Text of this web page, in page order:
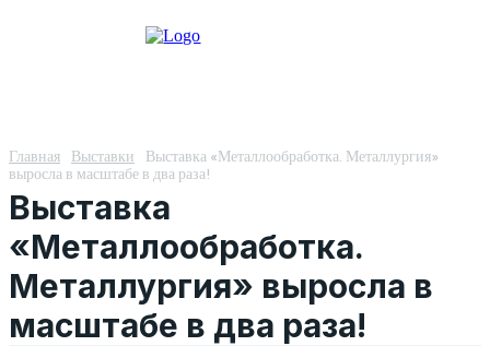
Главная Выставки
Выставка «Металлообработка. Металлургия»
выросла в масштабе в два раза!
Выставка
«Металлообработка.
Металлургия» выросла в
масштабе в два раза!